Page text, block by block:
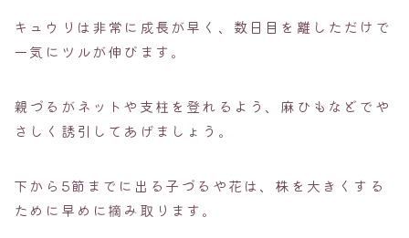
キュウリは非常に成長が早く、数日目を離しただけで
一気にツルが伸びます。
親づるがネットや支柱を登れるよう、麻ひもなどでや
さしく誘引してあげましょう。
下から5節までに出る子づるや花は、株を大きくする
ために早めに摘み取ります。